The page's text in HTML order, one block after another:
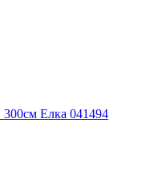
300см Елка 041494